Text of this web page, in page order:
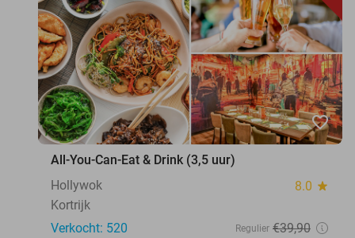
favorite_border
All-You-Can-Eat & Drink (3,5 uur)
Hollywok
8.0 star
Kortrijk
Verkocht: 520
Regulier €39,90